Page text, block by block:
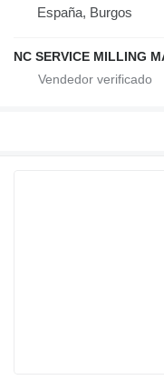
España, Burgos
NC SERVICE MILLING